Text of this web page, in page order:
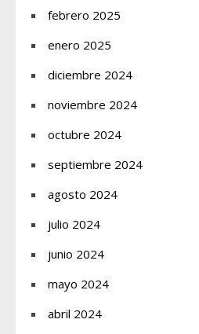
febrero 2025
enero 2025
diciembre 2024
noviembre 2024
octubre 2024
septiembre 2024
agosto 2024
julio 2024
junio 2024
mayo 2024
abril 2024